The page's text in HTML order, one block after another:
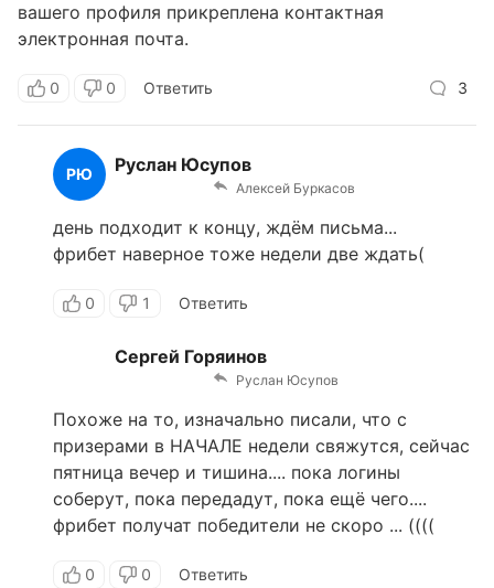
вашего профиля прикреплена контактная
электронная почта.
0 0 Ответить 3
РЮ Руслан Юсупов
Алексей Буркасов
день подходит к концу, ждём письма...
фрибет наверное тоже недели две ждать(
0 1 Ответить
Сергей Горяинов
Руслан Юсупов
Похоже на то, изначально писали, что с
призерами в НАЧАЛЕ недели свяжутся, сейчас
пятница вечер и тишина.... пока логины
соберут, пока передадут, пока ещё чего....
фрибет получат победители не скоро ... ((((
0 0 Ответить